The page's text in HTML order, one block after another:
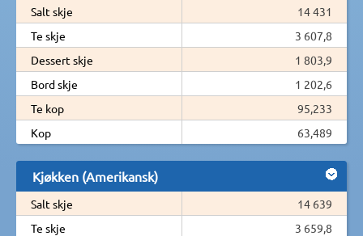
Salt skje
14 431
Te skje
3 607,8
Dessert skje
1 803,9
Bord skje
1 202,6
Te kop
95,233
Kop
63,489
Kjøkken (Amerikansk)
Salt skje
14 639
Te skje
3 659,8